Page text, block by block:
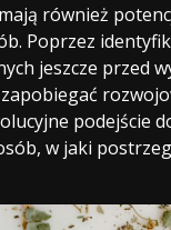
również
Poprzez
jeszcze przed
podejście
w jaki